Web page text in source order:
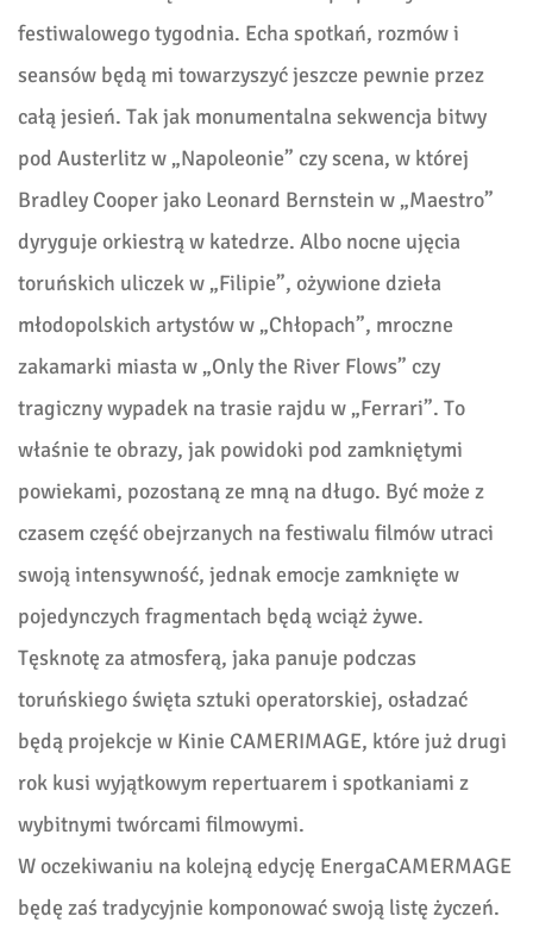
festiwalowego tygodnia. Echa spotkań, rozmów i
seansów będą mi towarzyszyć jeszcze pewnie przez
całą jesień. Tak jak monumentalna sekwencja bitwy
pod Austerlitz w „Napoleonie” czy scena, w której
Bradley Cooper jako Leonard Bernstein w „Maestro”
dyryguje orkiestrą w katedrze. Albo nocne ujęcia
toruńskich uliczek w „Filipie”, ożywione dzieła
młodopolskich artystów w „Chłopach”, mroczne
zakamarki miasta w „Only the River Flows” czy
tragiczny wypadek na trasie rajdu w „Ferrari”. To
właśnie te obrazy, jak powidoki pod zamkniętymi
powiekami, pozostaną ze mną na długo. Być może z
czasem część obejrzanych na festiwalu filmów utraci
swoją intensywność, jednak emocje zamknięte w
pojedynczych fragmentach będą wciąż żywe.
Tęsknotę za atmosferą, jaka panuje podczas
toruńskiego święta sztuki operatorskiej, osładzać
będą projekcje w Kinie CAMERIMAGE, które już drugi
rok kusi wyjątkowym repertuarem i spotkaniami z
wybitnymi twórcami filmowymi.
W oczekiwaniu na kolejną edycję EnergaCAMERMAGE
będę zaś tradycyjnie komponować swoją listę życzeń.